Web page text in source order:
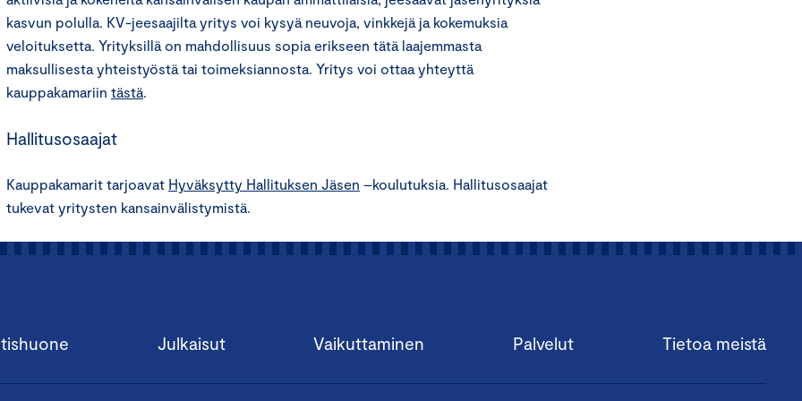
kasvun polulla. KV-jeesaajilta yritys voi kysyä neuvoja, vinkkejä ja kokemuksia
veloituksetta. Yrityksillä on mahdollisuus sopia erikseen tätä laajemmasta
maksullisesta yhteistyöstä tai toimeksiannosta. Yritys voi ottaa yhteyttä
kauppakamariin tästä.
Hallitusosaajat
Kauppakamarit tarjoavat Hyväksytty Hallituksen Jäsen –koulutuksia. Hallitusosaajat
tukevat yritysten kansainvälistymistä.
Julkaisut Vaikuttaminen Palvelut Tietoa meistä